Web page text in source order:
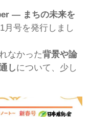
― まちの未来を
月号を発行しまし
なかった背景や論
しについて、少し